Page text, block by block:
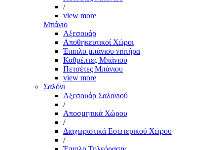
/
view more
Μπάνιο
Αξεσουάρ
Αποθηκευτικοί Χώροι
Έπιπλο μπάνιου νιπτήρα
Καθρέπτες Μπάνιου
Πετσέτες Μπάνιου
view more
Σαλόνι
Αξεσουάρ Σαλονιού
/
Αποσμητικά Χώρου
/
Διαχωριστικά Εσωτερικού Χώρου
/